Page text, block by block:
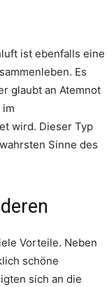
ist ebenfalls eine
Es
glaubt an Atemnot
im
wird. Dieser Typ
Sinne des
Vorteile. Neben
schöne
sich an die